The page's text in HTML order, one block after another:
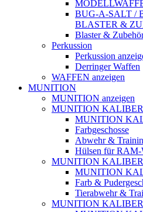
BUG-A-SALT /
BLASTER &
Blaster &
Perkussion
Perkussion
Derringer Waffen
WAFFEN anzeigen
MUNITION
MUNITION anzeigen
MUNITION
MUNITION
Farbgeschosse
Abwehr &
Hülsen für RAM-
MUNITION
MUNITION
Farb &
Tierabwehr &
MUNITION